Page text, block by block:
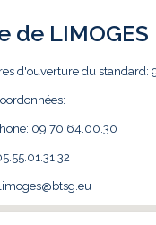
de LIMOGES
d'ouverture du standard:
09.70.64.00.30
limoges@btsg.eu